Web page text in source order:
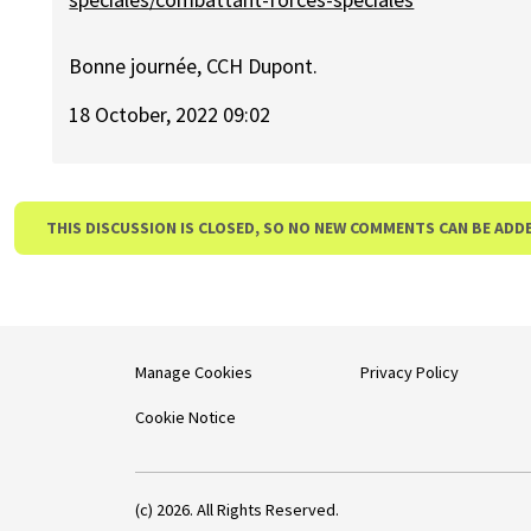
Bonne journée, CCH Dupont.
18 October, 2022 09:02
THIS DISCUSSION IS CLOSED, SO NO NEW COMMENTS CAN BE
Manage Cookies
Cookie Notice
Privacy Policy
(c) 2026. All Rights Reserved.